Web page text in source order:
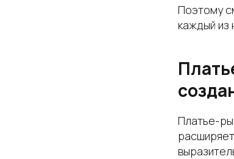
Поэтому
каждый из
Платье-